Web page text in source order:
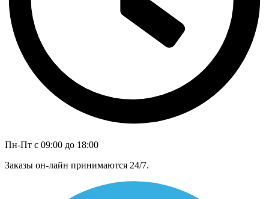
Пн-Пт с 09:00 до 18:00
Заказы он-лайн принимаются 24/7.